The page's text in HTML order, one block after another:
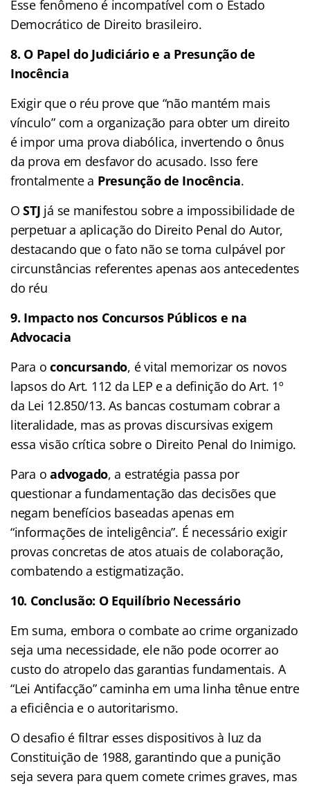
Esse fenômeno é incompatível com o Estado
Democrático de Direito brasileiro.
8. O Papel do Judiciário e a Presunção de
Inocência
Exigir que o réu prove que “não mantém mais
vínculo” com a organização para obter um direito
é impor uma prova diabólica, invertendo o ônus
da prova em desfavor do acusado. Isso fere
frontalmente a Presunção de Inocência.
OSTJ já se manifestou sobre a impossibilidade de
perpetuar a aplicação do Direito Penal do Autor,
destacando que o fato não se torna culpável por
circunstâncias referentes apenas aos antecedentes
do réu
9. Impacto nos Concursos Públicos e na
Advocacia
Para oconcursando, é vital memorizar os novos
lapsos do Art. 112 da LEP e a definição do Art. 1º
da Lei 12.850/13. As bancas costumam cobrar a
literalidade, mas as provas discursivas exigem
essa visão crítica sobre o Direito Penal do Inimigo.
Para oadvogado, a estratégia passa por
questionar a fundamentação das decisões que
negam benefícios baseadas apenas em
“informações de inteligência”. É necessário exigir
provas concretas de atos atuais de colaboração,
combatendo a estigmatização.
10. Conclusão: O Equilíbrio Necessário
Em suma, embora o combate ao crime organizado
seja uma necessidade, ele não pode ocorrer ao
custo do atropelo das garantias fundamentais. A
“Lei Antifacção” caminha em uma linha tênue entre
a eficiência e o autoritarismo.
O desafio é filtrar esses dispositivos à luz da
Constituição de 1988, garantindo que a punição
seja severa para quem comete crimes graves, mas